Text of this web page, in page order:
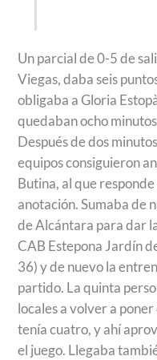
Un parcial de 0-5 de
Viegas, daba seis
obligaba a Gloria
quedaban ocho
Después de dos
equipos consiguieron
Butina, al que
anotación. Sumaba de
de Alcántara para dar
CAB Estepona Jardín
36) y de nuevo la
partido. La quinta
locales a volver a
tenía cuatro, y ahí
el juego. Llegaba